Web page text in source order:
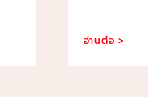
อ่านต่อ >